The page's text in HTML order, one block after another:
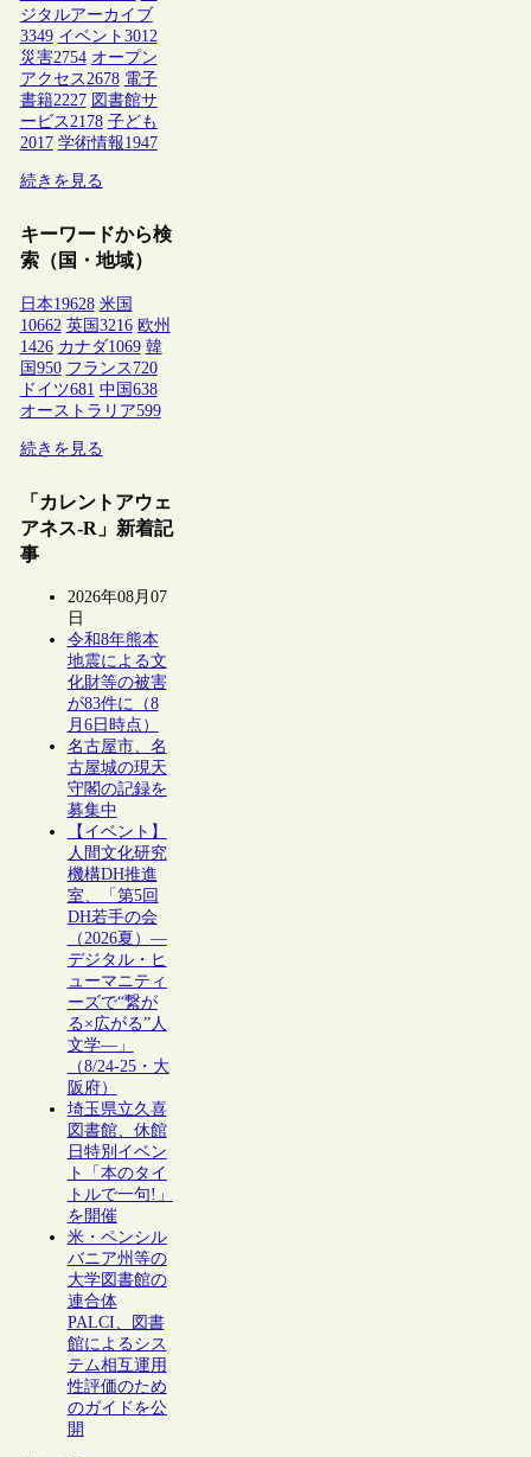
ジタルアーカイブ
3349 イベント 3012
災害2754 オープン
アクセス2678 電子
書籍2227 図書館サ
ービス2178 子ども
2017 学術情報1947
続きを見る
キーワードから検
索（国・地域）
日本19628 米国
10662 英国 3216 欧州
1426 カナダ1069 韓
国 950 フランス 720
ドイツ681 中国 638
オーストラリア599
続きを見る
「カレントアウェ
アネス-R」新着記
事
2026年08月07
日
令和8年熊本
地震による文
化財等の被害
が83件に（8
月6日時点）
名古屋市、名
古屋城の現天
守閣の記録を
募集中
【イベント】
人間文化研究
機構DH推進
室、「第5回
DH若手の会
（2026夏）―
デジタル・ヒ
ューマニティ
ーズで“繋が
る×広がる”人
文学―」
（8/24-25・大
阪府）
埼玉県立久喜
図書館、休館
日特別イベン
ト「本のタイ
トルで一句!」
を開催
米・ペンシル
バニア州等の
大学図書館の
連合体
PALCI、図書
館によるシス
テム相互運用
性評価のため
のガイドを公
開